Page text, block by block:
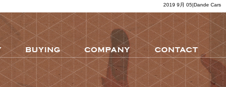
2019 9月 05|Dande Cars